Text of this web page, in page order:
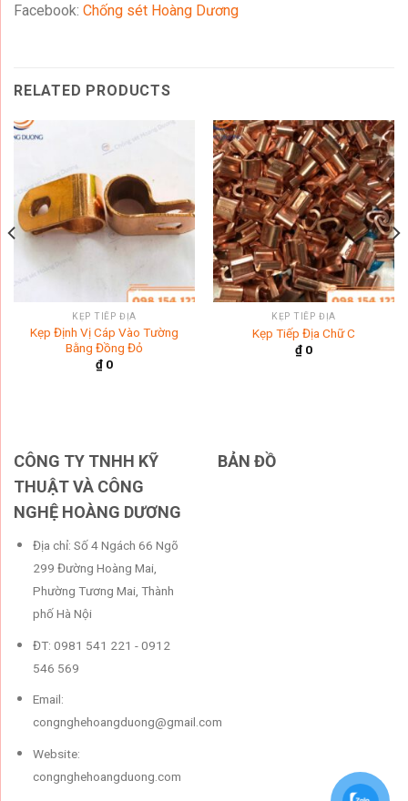
Facebook: Chống sét Hoàng Dương
RELATED PRODUCTS
KẸP TIẾP ĐỊA
Kẹp Định Vị Cáp Vào Tường
Bằng Đồng Đỏ
₫ 0
KẸP TIẾP ĐỊA
Kẹp Tiếp Địa Chữ C
₫ 0
CÔNG TY TNHH KỸ
THUẬT VÀ CÔNG
NGHỆ HOÀNG DƯƠNG
Địa chỉ: Số 4 Ngách 66 Ngõ
299 Đường Hoàng Mai,
Phường Tương Mai, Thành
phố Hà Nội
ĐT: 0981 541 221 - 0912
546 569
Email:
congnghehoangduong@gmail.com
Website:
congnghehoangduong.com
BẢN ĐỒ